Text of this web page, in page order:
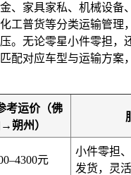
、家具家私、机械设备
工普货等分类运输管理
。无论零星小件零担，
配对应车型与运输方案
考运价（佛
朔州）
元
小件零担
发货，灵活